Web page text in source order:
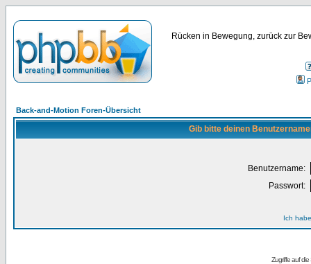
Rücken in Bewegung, zurück zur
Back-and-Motion Foren-Übersicht
Gib bitte deinen
Benutzername:
Passwort:
Ich
Zugriffe auf